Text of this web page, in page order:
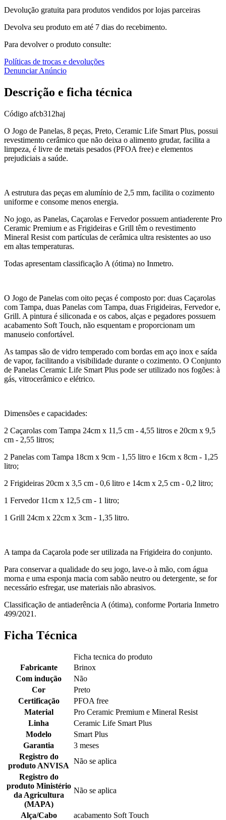
Devolução gratuita para produtos vendidos por lojas parceiras
Devolva seu produto em até 7 dias do recebimento.
Para devolver o produto consulte:
Políticas de trocas e devoluções
Denunciar Anúncio
Descrição e ficha técnica
Código afcb312haj
O Jogo de Panelas, 8 peças, Preto, Ceramic Life Smart Plus, possui
revestimento cerâmico que não deixa o alimento grudar, facilita a
limpeza, é livre de metais pesados (PFOA free) e elementos
prejudiciais a saúde.
A estrutura das peças em alumínio de 2,5 mm, facilita o cozimento
uniforme e consome menos energia.
No jogo, as Panelas, Caçarolas e Fervedor possuem antiaderente Pro
Ceramic Premium e as Frigideiras e Grill têm o revestimento
Mineral Resist com partículas de cerâmica ultra resistentes ao uso
em altas temperaturas.
Todas apresentam classificação A (ótima) no Inmetro.
O Jogo de Panelas com oito peças é composto por: duas Caçarolas
com Tampa, duas Panelas com Tampa, duas Frigideiras, Fervedor e,
Grill. A pintura é siliconada e os cabos, alças e pegadores possuem
acabamento Soft Touch, não esquentam e proporcionam um
manuseio confortável.
As tampas são de vidro temperado com bordas em aço inox e saída
de vapor, facilitando a visibilidade durante o cozimento. O Conjunto
de Panelas Ceramic Life Smart Plus pode ser utilizado nos fogões: à
gás, vitrocerâmico e elétrico.
Dimensões e capacidades:
2 Caçarolas com Tampa 24cm x 11,5 cm - 4,55 litros e 20cm x 9,5
cm - 2,55 litros;
2 Panelas com Tampa 18cm x 9cm - 1,55 litro e 16cm x 8cm - 1,25
litro;
2 Frigideiras 20cm x 3,5 cm - 0,6 litro e 14cm x 2,5 cm - 0,2 litro;
1 Fervedor 11cm x 12,5 cm - 1 litro;
1 Grill 24cm x 22cm x 3cm - 1,35 litro.
A tampa da Caçarola pode ser utilizada na Frigideira do conjunto.
Para conservar a qualidade do seu jogo, lave-o à mão, com água
morna e uma esponja macia com sabão neutro ou detergente, se for
necessário esfregar, use materiais não abrasivos.
Classificação de antiaderência A (ótima), conforme Portaria Inmetro
499/2021.
Ficha Técnica
Ficha tecnica do produto
Fabricante
Brinox
Com indução
Não
Cor
Preto
Certificação
PFOA free
Material
Pro Ceramic Premium e Mineral Resist
Linha
Ceramic Life Smart Plus
Modelo
Smart Plus
Garantia
3 meses
Registro do
produto ANVISA
Não se aplica
Registro do
produto Ministério
da Agricultura
(MAPA)
Não se aplica
Alça/Cabo
acabamento Soft Touch